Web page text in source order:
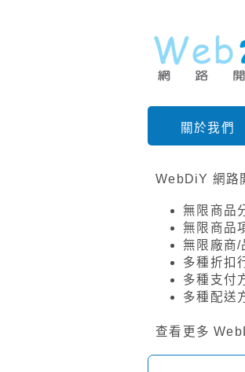
關於我們
WebDiY 網路
無限商品
無限商品
無限廠商/
多種折扣
多種支付
多種配送
查看更多